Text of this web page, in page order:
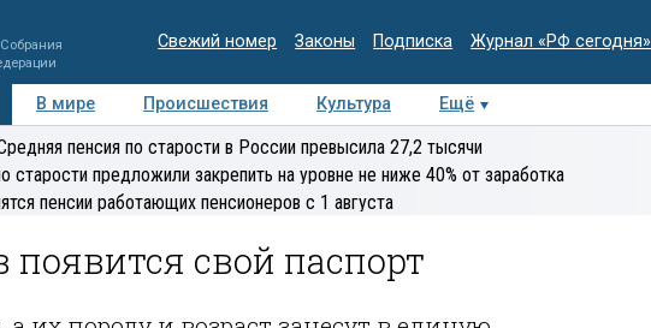
Свежий номер Законы Подписка Журнал «РФ сегодня»
В мире Происшествия Культура Ещё
Медиацентр Интервью Колумнисты
экспертиза
пенсия по старости в России превысила 27,2 тысячи
старости предложили закрепить на уровне не ниже 40% от заработка
пенсии работающих пенсионеров с 1 августа
свой паспорт